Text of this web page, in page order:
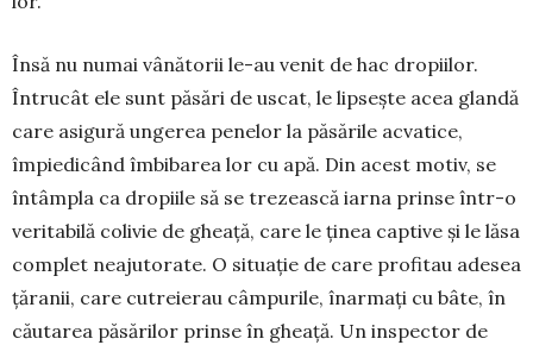
Însă nu numai vânătorii le-au ve­nit de hac dropiilor.
Întrucât ele sunt pă­sări de uscat, le lipsește acea glan­dă
care asigură ungerea penelor la păsă­rile acvatice,
împiedicând îmbi­ba­rea lor cu apă. Din acest motiv, se
întâm­pla ca dropiile să se trezească iarna prin­se într-o
veritabilă colivie de ghea­ță, care le ținea captive și le lăsa
com­plet neajutorate. O situație de care profitau adesea
țăranii, care cutreierau câmpurile, înarmați cu bâte, în
căutarea păsărilor prinse în gheață. Un inspector de